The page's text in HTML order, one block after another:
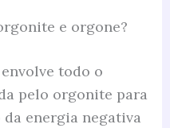
e orgone?
todo o
pelo orgonite para
energia negativa